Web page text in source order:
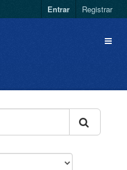
Entrar Registrar